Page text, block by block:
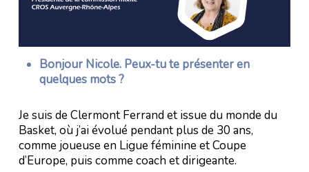
Bonjour Nicole. Peux-tu te présenter en
quelques mots ?
Je suis de Clermont Ferrand et issue du monde du
Basket, où j’ai évolué pendant plus de 30 ans,
comme joueuse en Ligue féminine et Coupe
d’Europe, puis comme coach et dirigeante.